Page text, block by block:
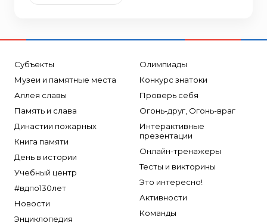
Субъекты
Музеи и памятные места
Аллея славы
Память и слава
Династии пожарных
Книга памяти
День в истории
Учебный центр
#вдпо130лет
Новости
Энциклопедия
Олимпиады
Конкурс знатоки
Проверь себя
Огонь-друг, Огонь-враг
Интерактивные
презентации
Онлайн-тренажеры
Тесты и викторины
Это интересно!
Активности
Команды